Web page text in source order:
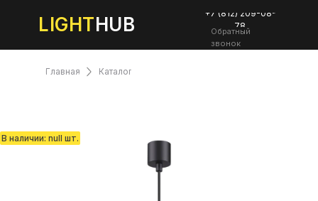
LIGHTHUB
+7 (812) 209-08-
78
Обратный
звонок
Каталог
Главная